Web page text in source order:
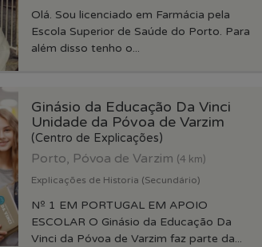
Olá. Sou licenciado em Farmácia pela
Escola Superior de Saúde do Porto. Para
além disso tenho o...
Ginásio da Educação Da Vinci
Unidade da Póvoa de Varzim
(Centro de Explicações)
Porto, Póvoa de Varzim (4 km)
Explicações de Historia (Secundário)
Nº 1 EM PORTUGAL EM APOIO
ESCOLAR O Ginásio da Educação Da
Vinci da Póvoa de Varzim faz parte da...